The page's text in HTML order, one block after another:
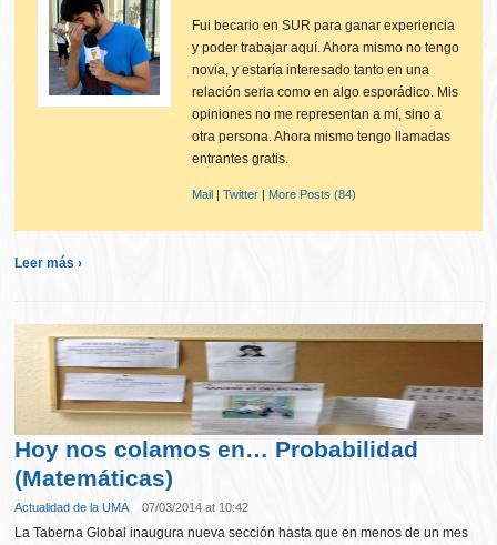
Fui becario en SUR para ganar experiencia
y poder trabajar aquí. Ahora mismo no tengo
novia, y estaría interesado tanto en una
relación seria como en algo esporádico. Mis
opiniones no me representan a mí, sino a
otra persona. Ahora mismo tengo llamadas
entrantes gratis.
Mail |Twitter | More Posts (84)
Leer más ›
Hoy nos colamos en… Probabilidad
(Matemáticas)
Actualidad de la UMA 07/03/2014 at 10:42
La Taberna Global inaugura nueva sección hasta que en menos de un mes